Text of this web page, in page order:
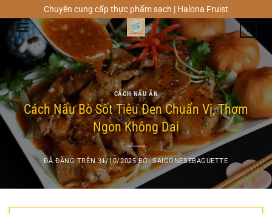
đến
nội
dung
Chuyên cung cấp thực phẩm sạch | Halona Fruist
0
CÁCH NẤU ĂN
Cách Nấu Bò Sốt Tiêu Đen Chuẩn Vị, Thơm
Ngon Không Dai
ĐÃ ĐĂNG TRÊN 31/10/2025 BỞISAIGONESEBAGUETTE